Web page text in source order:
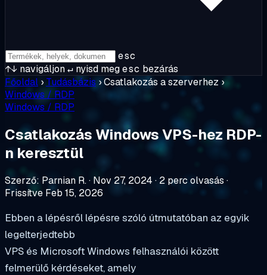
esc
↑↓ navigáljon↵ nyisd megesc bezárás
Főoldal › Tudásbázis ›Csatlakozás a szerverhez ›
Windows / RDP
Windows / RDP
Csatlakozás Windows VPS-hez RDP-
n keresztül
Szerző: Parnian R.· Nov 27, 2024 · 2 perc olvasás ·
Frissítve Feb 15, 2026
Ebben a lépésről lépésre szóló útmutatóban az egyik
legelterjedtebb
VPS és Microsoft Windows felhasználói között
felmerülő kérdéseket, amely